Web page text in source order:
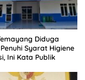
Diduga
Syarat Higiene
Ini Kata Publik